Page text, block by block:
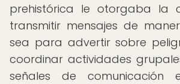
prehistórica le otorgaba la
transmitir mensajes de
sea para advertir sobre
coordinar actividades
señales de comunicación